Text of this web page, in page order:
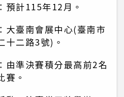
預計115年12月。
大臺南會展中心(臺南市
十二路3號)。
由準決賽積分最高前2名
賽。